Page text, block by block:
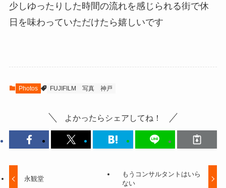
少しゆったりした時間の流れを感じられる街で休
日を味わっていただけたら嬉しいです
Photos FUJIFILM 写真 神戸
よかったらシェアしてね！
永観堂
もうコンサルタントはいら
ない